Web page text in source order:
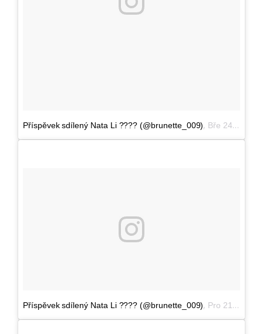
Příspěvek sdílený Nata Li ???? (@brunette_009), Bře 24, 2017 v 6:27 PDT
Příspěvek sdílený Nata Li ???? (@brunette_009), Pro 21, 2016 v 9:07 PST